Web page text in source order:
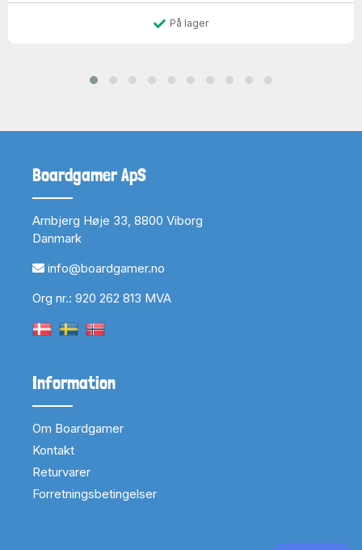
På lager
Boardgamer ApS
Arnbjerg Høje 33, 8800 Viborg
Danmark
info@boardgamer.no
Org nr.: 920 262 813 MVA
Information
Om Boardgamer
Kontakt
Returvarer
Forretningsbetingelser